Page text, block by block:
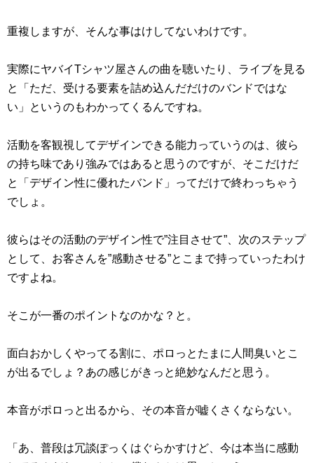
重複しますが、そんな事はけしてないわけです。
実際にヤバイTシャツ屋さんの曲を聴いたり、ライブを見る
と「ただ、受ける要素を詰め込んだだけのバンドではな
い」というのもわかってくるんですね。
活動を客観視してデザインできる能力っていうのは、彼ら
の持ち味であり強みではあると思うのですが、そこだけだ
と「デザイン性に優れたバンド」ってだけで終わっちゃう
でしょ。
彼らはその活動のデザイン性で”注目させて”、次のステップ
として、お客さんを”感動させる”とこまで持っていったわけ
ですよね。
そこが一番のポイントなのかな？と。
面白おかしくやってる割に、ポロっとたまに人間臭いとこ
が出るでしょ？あの感じがきっと絶妙なんだと思う。
本音がポロっと出るから、その本音が嘘くさくならない。
「あ、普段は冗談ぽっくはぐらかすけど、今は本当に感動